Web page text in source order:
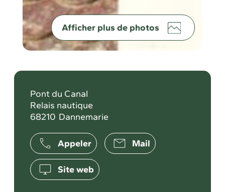
Afficher plus de photos
Pont du Canal
Relais nautique
68210 Dannemarie
Appeler Mail
Site web